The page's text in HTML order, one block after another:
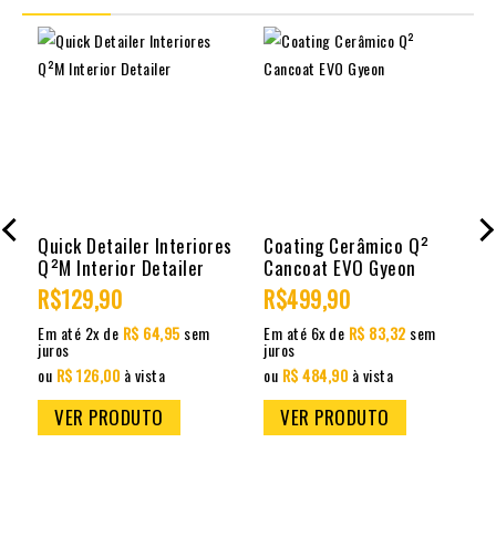
Quick Detailer Interiores
Q²M Interior Detailer
R$129,90
Em até 2x de R$ 64,95 sem
juros
ou R$ 126,00à vista
VER PRODUTO
Coating Cerâmico Q²
Cancoat EVO Gyeon
R$499,90
Em até 6x de R$ 83,32 sem
juros
ou R$ 484,90à vista
VER PRODUTO